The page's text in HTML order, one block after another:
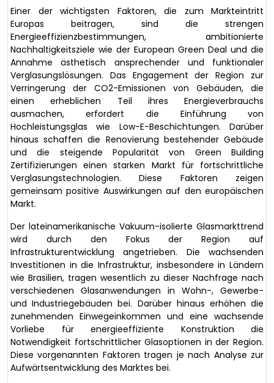
Einer der wichtigsten Faktoren, die zum Markteintritt
Europas beitragen, sind die strengen
Energieeffizienzbestimmungen, ambitionierte
Nachhaltigkeitsziele wie der European Green Deal und die
Annahme ästhetisch ansprechender und funktionaler
Verglasungslösungen. Das Engagement der Region zur
Verringerung der CO2-Emissionen von Gebäuden, die
einen erheblichen Teil ihres Energieverbrauchs
ausmachen, erfordert die Einführung von
Hochleistungsglas wie Low-E-Beschichtungen. Darüber
hinaus schaffen die Renovierung bestehender Gebäude
und die steigende Popularität von Green Building
Zertifizierungen einen starken Markt für fortschrittliche
Verglasungstechnologien. Diese Faktoren zeigen
gemeinsam positive Auswirkungen auf den europäischen
Markt.
Der lateinamerikanische Vakuum-isolierte Glasmarkttrend
wird durch den Fokus der Region auf
Infrastrukturentwicklung angetrieben. Die wachsenden
Investitionen in die Infrastruktur, insbesondere in Ländern
wie Brasilien, tragen wesentlich zu dieser Nachfrage nach
verschiedenen Glasanwendungen in Wohn-, Gewerbe-
und Industriegebäuden bei. Darüber hinaus erhöhen die
zunehmenden Einwegeinkommen und eine wachsende
Vorliebe für energieeffiziente Konstruktion die
Notwendigkeit fortschrittlicher Glasoptionen in der Region.
Diese vorgenannten Faktoren tragen je nach Analyse zur
Aufwärtsentwicklung des Marktes bei.